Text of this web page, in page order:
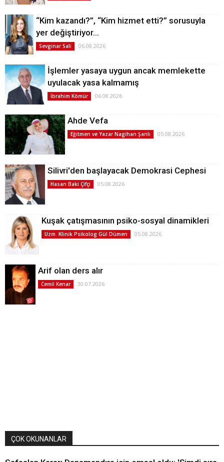
“Kim kazandı?”, “Kim hizmet etti?” sorusuyla
yer değiştiriyor…
Sevginar Sali 06.08.2026
İşlemler yasaya uygun ancak memlekette
uyulacak yasa kalmamış
İbrahim Kömür 06.08.2026
Ahde Vefa
Eğitmen ve Yazar Nagihan Şanlı 05.08.2026
Silivri'den başlayacak Demokrasi Cephesi
Hasan Baki Çifçi 05.08.2026
Kuşak çatışmasının psiko-sosyal dinamikleri
Uzm. Klinik Psikolog Gül Dümen 05.08.2026
Arif olan ders alır
Cemil Kenar 30.07.2026
ÇOK OKUNANLAR